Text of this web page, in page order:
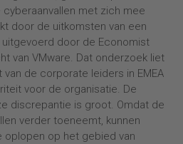
cyberaanvallen met zich mee
door de uitkomsten van een
door de Economist
van VMware. Dat onderzoek liet
de corporate leiders in EMEA
voor de organisatie. De
discrepantie is groot. Omdat de
verder toeneemt, kunnen
op het gebied van